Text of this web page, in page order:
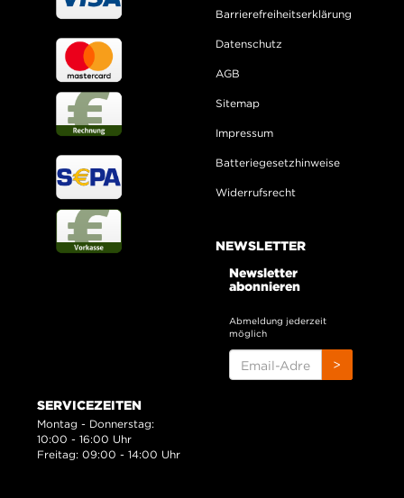
Barrierefreiheitserklärung
Datenschutz
AGB
Sitemap
Impressum
Batteriegesetzhinweise
Widerrufsrecht
NEWSLETTER
Newsletter
abonnieren
Abmeldung jederzeit
möglich
ADRESSE
>
SERVICEZEITEN
Montag - Donnerstag:
10:00 - 16:00 Uhr
Freitag: 09:00 - 14:00 Uhr